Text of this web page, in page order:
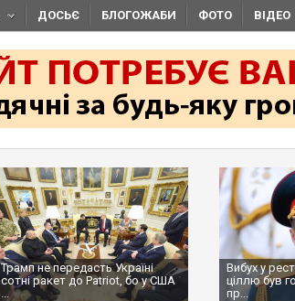
ДОСЬЄ БЛОГОЖАБИ ФОТО ВІДЕО
Трамп не передасть Україні
сотні ракет до Patriot, бо у США
...
Вибух у
ціллю був
пр...